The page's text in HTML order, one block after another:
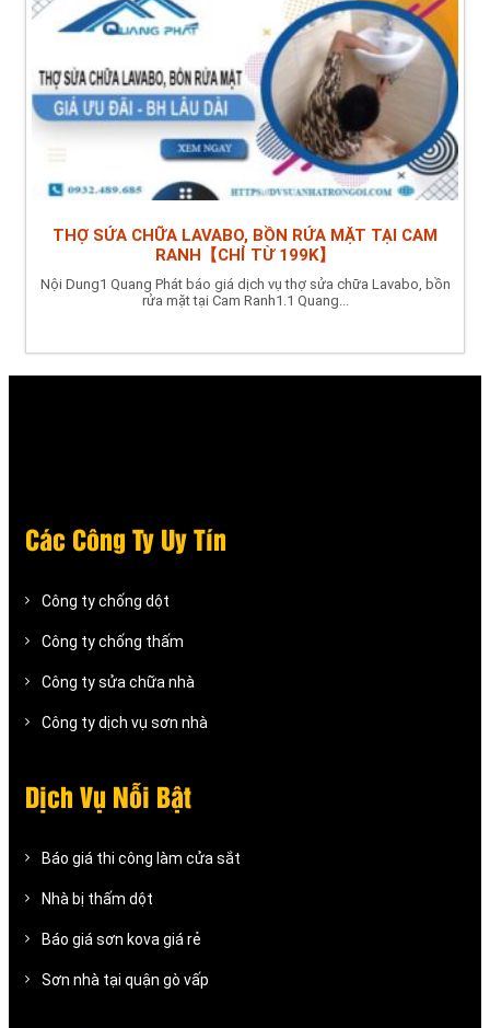
THỢ SỬA CHỮA LAVABO, BỒN RỬA MẶT TẠI CAM
RANH【CHỈ TỪ 199K】
Nội Dung1 Quang Phát báo giá dịch vụ thợ sửa chữa Lavabo, bồn
rửa mặt tại Cam Ranh1.1 Quang...
Các Công Ty Uy Tín
Công ty chống dột
Công ty chống thấm
Công ty sửa chữa nhà
Công ty dịch vụ sơn nhà
Dịch Vụ Nỗi Bật
Báo giá thi công làm cửa sắt
Nhà bị thấm dột
Báo giá sơn kova giá rẻ
Sơn nhà tại quận gò vấp